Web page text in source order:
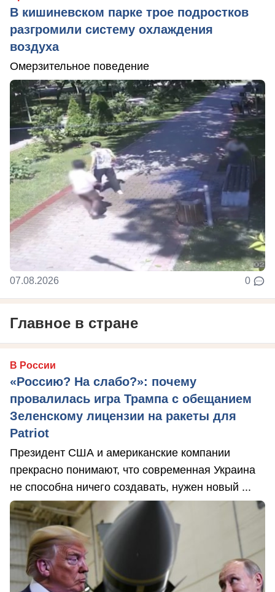
В кишиневском парке трое подростков
разгромили систему охлаждения
воздуха
Омерзительное поведение
07.08.2026 0
Главное в стране
В России
«Россию? На слабо?»: почему
провалилась игра Трампа с обещанием
Зеленскому лицензии на ракеты для
Patriot
Президент США и американские компании
прекрасно понимают, что современная Украина
не способна ничего создавать, нужен новый ...